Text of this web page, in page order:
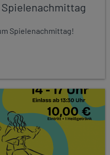
Spielenachmittag!